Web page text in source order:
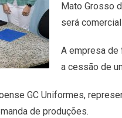
Mato Grosso
será
A empresa
a cessão de
GC Uniformes,
de produções.